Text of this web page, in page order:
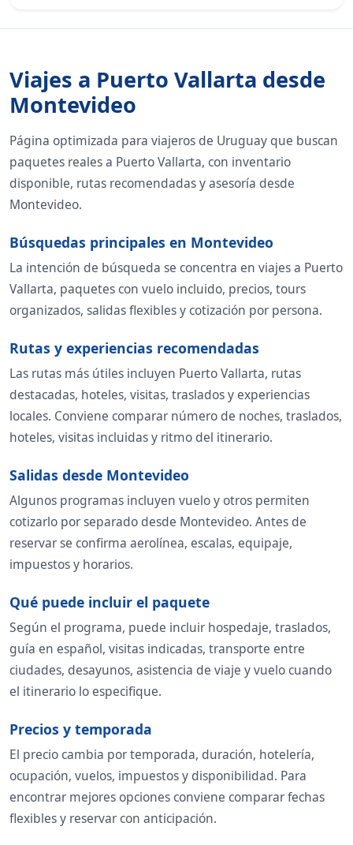
Viajes a Puerto Vallarta desde
Montevideo
Página optimizada para viajeros de Uruguay que buscan
paquetes reales a Puerto Vallarta, con inventario
disponible, rutas recomendadas y asesoría desde
Montevideo.
Búsquedas principales en Montevideo
La intención de búsqueda se concentra en viajes a Puerto
Vallarta, paquetes con vuelo incluido, precios, tours
organizados, salidas flexibles y cotización por persona.
Rutas y experiencias recomendadas
Las rutas más útiles incluyen Puerto Vallarta, rutas
destacadas, hoteles, visitas, traslados y experiencias
locales. Conviene comparar número de noches, traslados,
hoteles, visitas incluidas y ritmo del itinerario.
Salidas desde Montevideo
Algunos programas incluyen vuelo y otros permiten
cotizarlo por separado desde Montevideo. Antes de
reservar se confirma aerolínea, escalas, equipaje,
impuestos y horarios.
Qué puede incluir el paquete
Según el programa, puede incluir hospedaje, traslados,
guía en español, visitas indicadas, transporte entre
ciudades, desayunos, asistencia de viaje y vuelo cuando
el itinerario lo especifique.
Precios y temporada
El precio cambia por temporada, duración, hotelería,
ocupación, vuelos, impuestos y disponibilidad. Para
encontrar mejores opciones conviene comparar fechas
flexibles y reservar con anticipación.